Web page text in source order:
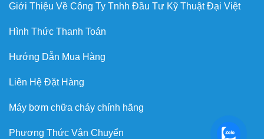
Giới Thiệu Về Công Ty Tnhh Đầu Tư Kỹ Thuật Đại Việt
Hình Thức Thanh Toán
Hướng Dẫn Mua Hàng
Liên Hệ Đặt Hàng
Máy bơm chữa cháy chính hãng
Phương Thức Vận Chuyển